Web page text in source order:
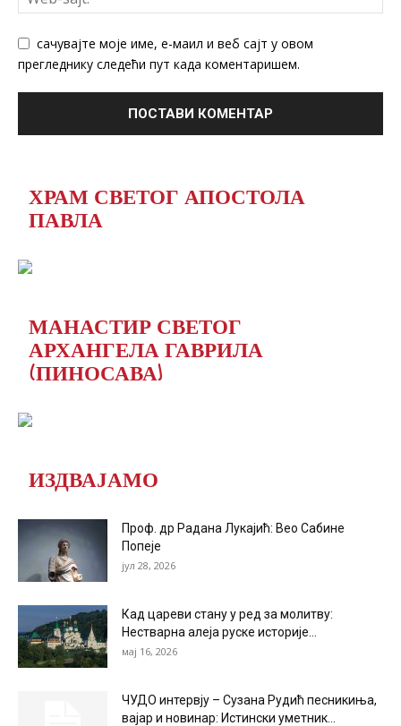
сачувајте моје име, е-маил и веб сајт у овом
прегледнику следећи пут када коментаришем.
ХРАМ СВЕТОГ АПОСТОЛА
ПАВЛА
МАНАСТИР СВЕТОГ
АРХАНГЕЛА ГАВРИЛА
(ПИНОСАВА)
ИЗДВАЈАМО
Проф. др Радана Лукајић: Вео Сабине
Попеје
јул 28, 2026
Кад цареви стану у ред за молитву:
Нестварна алеја руске историје...
мај 16, 2026
ЧУДО интервју – Сузана Рудић песникиња,
вајар и новинар: Истински уметник...